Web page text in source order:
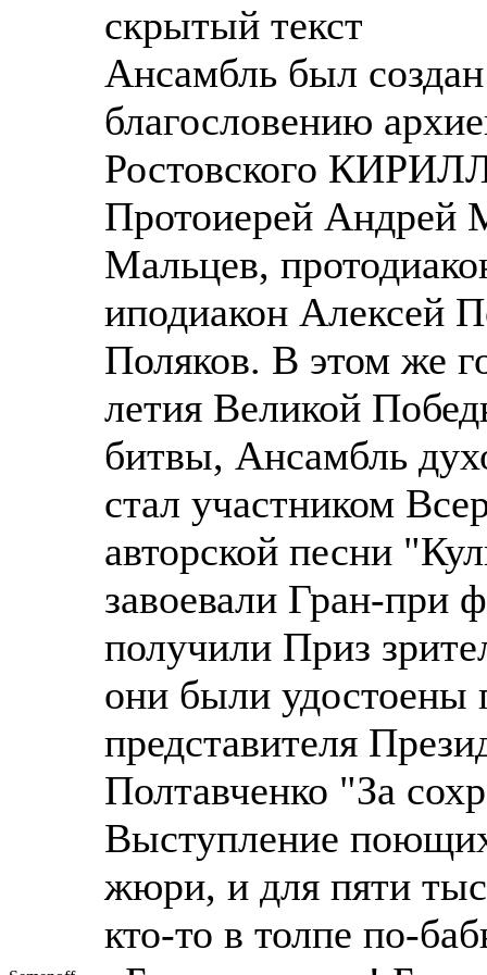
скрытый текст
Ансамбль был
благословению
Ростовского
Протоиерей Андрей
Мальцев,
иподиакон Алексей
Поляков. В этом же
летия Великой
битвы, Ансамбль
стал участником
авторской песни
завоевали Гран-при
получили Приз
они были удостоены
представителя
Полтавченко "За
Выступление
жюри, и для пяти
кто-то в толпе по-